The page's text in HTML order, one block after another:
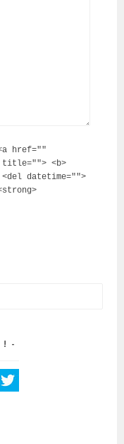
href=""
title=""> <b>
datetime="">
!